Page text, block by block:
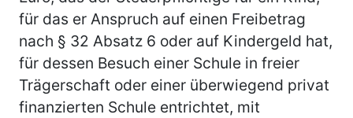
für das er Anspruch auf einen Freibetrag
nach § 32 Absatz 6 oder auf Kindergeld hat,
für dessen Besuch einer Schule in freier
Trägerschaft oder einer überwiegend privat
finanzierten Schule entrichtet, mit